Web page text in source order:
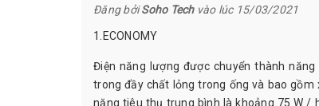
Đăng bởiSoho Techvào lúc 15/03/2021
1.ECONOMY
Điện năng lượng được chuyển thành
trong đầy chất lỏng trong ống và bao
năng tiêu thụ trung bình là khoảng 75 W /